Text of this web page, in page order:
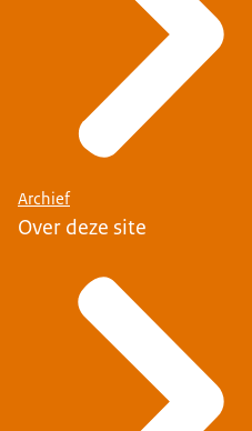
Archief
Over deze site